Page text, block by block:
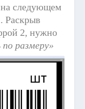
следующем
Раскрыв
2, нужно
размеру»